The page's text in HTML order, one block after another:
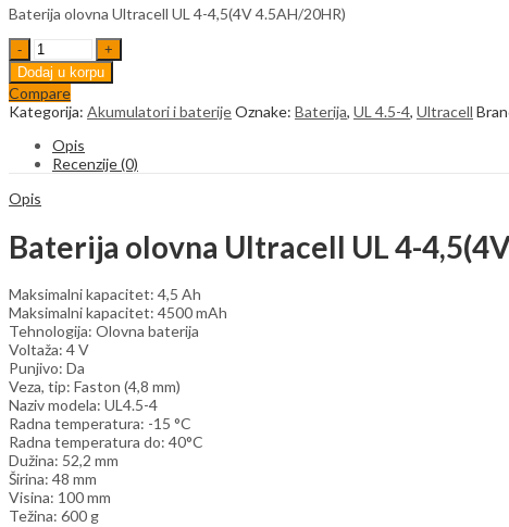
Baterija olovna Ultracell UL 4-4,5(4V 4.5AH/20HR)
Baterija
olovna
Ultracell
UL
4-
4,5(4V
4.5AH/20HR)
quantity
Dodaj u korpu
Compare
Kategorija: Akumulatori i baterijeOznake: Baterija, UL 4.5-4, Ultracell
Opis
Recenzije (0)
Opis
Baterija olovna Ultracell UL 4-
Maksimalni kapacitet: 4,5 Ah
Maksimalni kapacitet: 4500 mAh
Tehnologija: Olovna baterija
Voltaža: 4 V
Punjivo: Da
Veza, tip: Faston (4,8 mm)
Naziv modela: UL4.5-4
Radna temperatura: -15 °C
Radna temperatura do: 40°C
Dužina: 52,2 mm
Širina: 48 mm
Visina: 100 mm
Težina: 600 g